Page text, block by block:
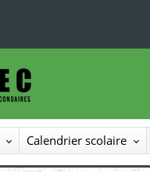
Calendrier scolaire